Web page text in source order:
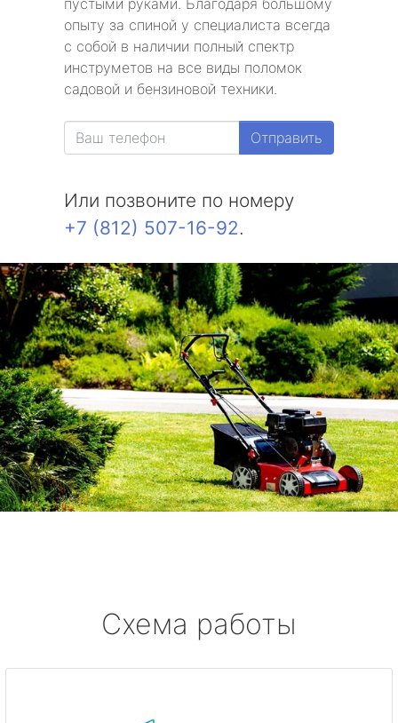
пустыми руками. Благодаря большому
опыту за спиной у специалиста всегда
с собой в наличии полный спектр
инструметов на все виды поломок
садовой и бензиновой техники.
Отправить
Или позвоните по номеру
+7 (812) 507-16-92.
Схема работы